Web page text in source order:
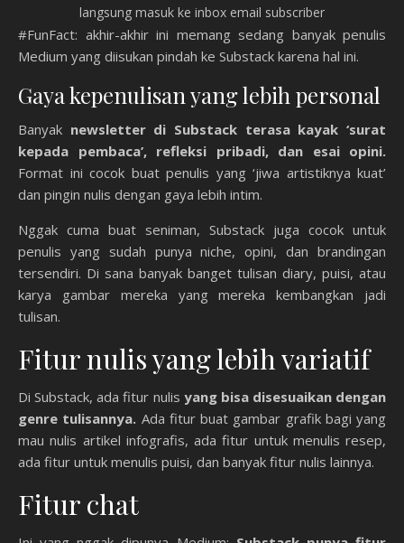
langsung masuk ke inbox email subscriber
#FunFact: akhir-akhir ini memang sedang banyak penulis
Medium yang diisukan pindah ke Substack karena hal ini.
Gaya kepenulisan yang lebih personal
Banyak newsletter di Substack terasa kayak ‘surat
kepada pembaca’, refleksi pribadi, dan esai opini.
Format ini cocok buat penulis yang ‘jiwa artistiknya kuat’
dan pingin nulis dengan gaya lebih intim.
Nggak cuma buat seniman, Substack juga cocok untuk
penulis yang sudah punya niche, opini, dan brandingan
tersendiri. Di sana banyak banget tulisan diary, puisi, atau
karya gambar mereka yang mereka kembangkan jadi
tulisan.
Fitur nulis yang lebih variatif
Di Substack, ada fitur nulis yang bisa disesuaikan dengan
genre tulisannya. Ada fitur buat gambar grafik bagi yang
mau nulis artikel infografis, ada fitur untuk menulis resep,
ada fitur untuk menulis puisi, dan banyak fitur nulis lainnya.
Fitur chat